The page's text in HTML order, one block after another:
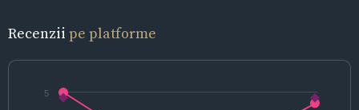
Recenzii pe platforme
5